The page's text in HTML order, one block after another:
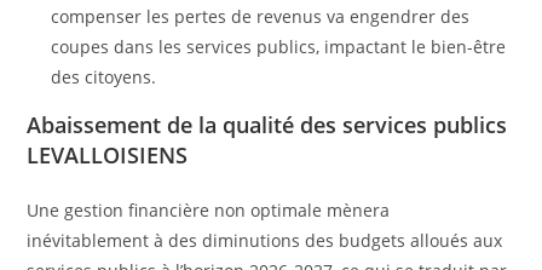
compenser les pertes de revenus va engendrer des
coupes dans les services publics, impactant le bien-être
des citoyens.
Abaissement de la qualité des services publics
LEVALLOISIENS
Une gestion financière non optimale mènera
inévitablement à des diminutions des budgets alloués aux